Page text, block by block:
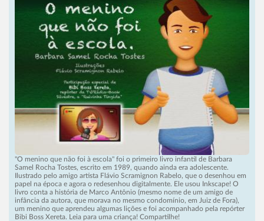
"O menino que não foi à escola" foi o primeiro livro infantil de Barbara
Samel Rocha Tostes, escrito em 1989, quando ainda era adolescente.
Ilustrado pelo amigo artista Flávio Scramignon Rabelo, que o desenhou em
papel na época e agora o redesenhou digitalmente. Ele usou Inkscape! O
livro conta a história de Marco Antônio (mesmo nome de um amigo de
infância da autora, que morava no mesmo condomínio, em Juiz de Fora),
um menino que aprendeu algumas lições e foi acompanhado pela repórter
Bibi Boss Xereta. Leia para uma criança! Compartilhe!